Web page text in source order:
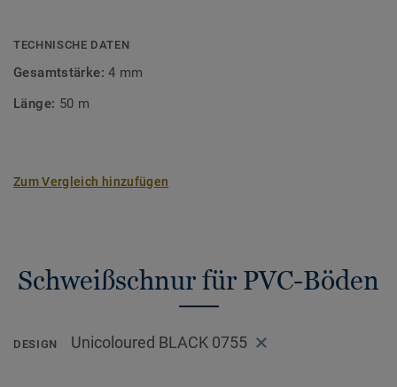
TECHNISCHE DATEN
Gesamtstärke:4 mm
Länge: 50 m
Zum Vergleich hinzufügen
Schweißschnur für PVC-Böden
DESIGN Unicoloured BLACK 0755